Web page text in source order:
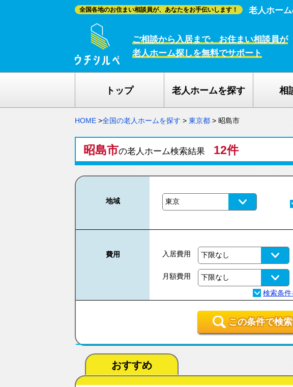
全国各地のお住まい相談員が、あなたをお手伝いします！ 老人ホー
ご相談から入居まで、お住まい相談員が
老人ホーム探しを無料でサポート
トップ 老人ホームを探す 相
HOME >全国の老人ホームを探す > 東京都 > 昭島市
昭島市の老人ホーム検索結果 12件
地域
費用 入居費用
月額費用
この条件で検索
おすすめ